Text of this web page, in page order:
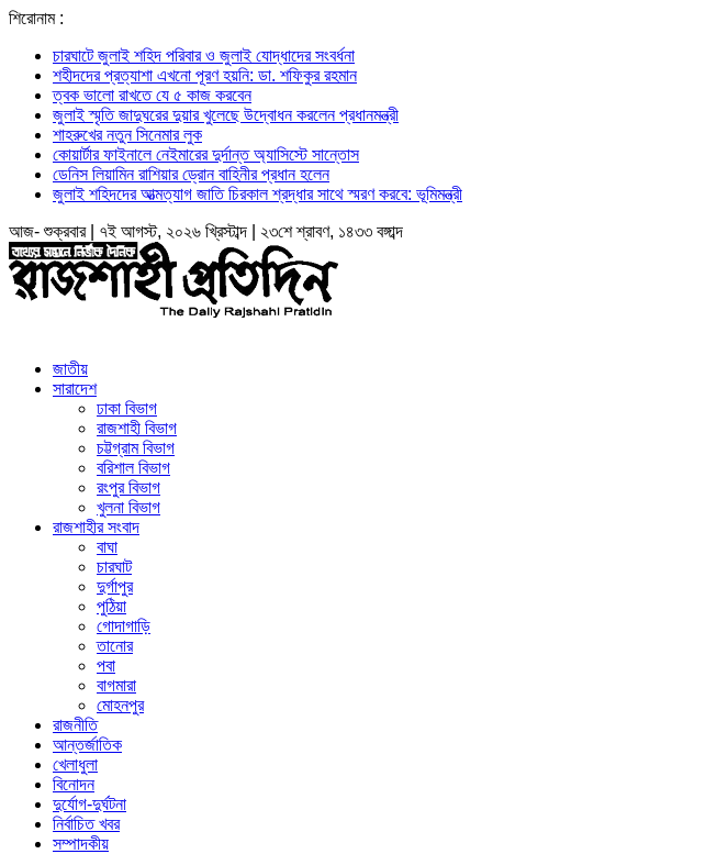
শিরোনাম :
চারঘাটে জুলাই শহিদ পরিবার ও জুলাই যোদ্ধাদের সংবর্ধনা
শহীদদের প্রত্যাশা এখনো পূরণ হয়নি: ডা. শফিকুর রহমান
ত্বক ভালো রাখতে যে ৫ কাজ করবেন
জুলাই স্মৃতি জাদুঘরের দুয়ার খুলেছে উদ্বোধন করলেন প্রধানমন্ত্রী
শাহরুখের নতুন সিনেমার লুক
কোয়ার্টার ফাইনালে নেইমারের দুর্দান্ত অ্যাসিস্টে সান্তোস
ডেনিস লিয়ামিন রাশিয়ার ড্রোন বাহিনীর প্রধান হলেন
জুলাই শহিদদের আত্মত্যাগ জাতি চিরকাল শ্রদ্ধার সাথে স্মরণ করবে: ভূমিমন্ত্রী
আজ- শুক্রবার | ৭ই আগস্ট, ২০২৬ খ্রিস্টাব্দ | ২৩শে শ্রাবণ, ১৪৩৩ বঙ্গাব্দ
জাতীয়
সারাদেশ
ঢাকা বিভাগ
রাজশাহী বিভাগ
চট্টগ্রাম বিভাগ
বরিশাল বিভাগ
রংপুর বিভাগ
খুলনা বিভাগ
রাজশাহীর সংবাদ
বাঘা
চারঘাট
দুর্গাপুর
পুঠিয়া
গোদাগাড়ি
তানোর
পবা
বাগমারা
মোহনপুর
রাজনীতি
আন্তর্জাতিক
খেলাধুলা
বিনোদন
দুর্যোগ-দুর্ঘটনা
নির্বাচিত খবর
সম্পাদকীয়